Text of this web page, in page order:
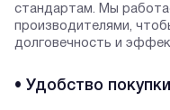
стандартам. Мы
производителями,
долговечность и
• Удобство покупки